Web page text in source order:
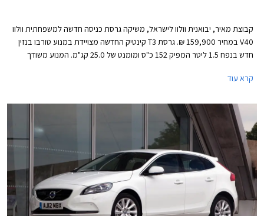
קבוצת מאיר, יבואנית וולוו לישראל, משיקה גרסת כניסה חדשה למשפחתית וולוו
V40 במחיר 159,900 ₪. גרסת T3 קינטיק החדשה מצויידת במנוע טורבו בנזין
חדש בנפח 1.5 ליטר המפיק 152 כ"ס ומומנט של 25.0 קג"מ. המנוע משודך
קרא עוד